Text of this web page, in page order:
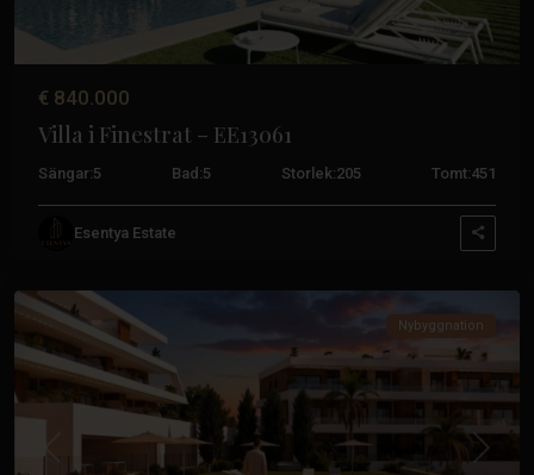
€ 840.000
Villa i Finestrat – EE13061
Sängar:5 Bad:5 Storlek:205 Tomt:451
Esentya Estate
Balcón
de
Finestrat,
Nästa
Nybyggnation